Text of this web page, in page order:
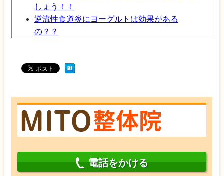
しょう！！
逆流性食道炎にヨーグルトは効果がある
の？？
お酒は逆流性食道炎の原因？？
逆流性食道炎の原因は肥満なの？？
ストレスは逆流性食道炎の原因になるの
か？？
逆流性食道炎で咳や痰はでるの？？
逆流性食道炎の症状は？？
電話をかける